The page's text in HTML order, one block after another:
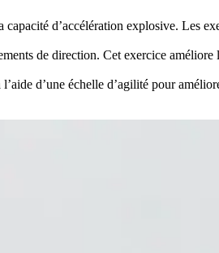
d’accélération explosive. Les
de direction. Cet exercice
d’une échelle d’agilité pour